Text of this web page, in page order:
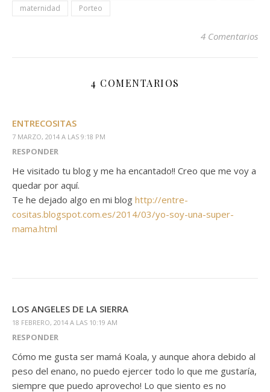
maternidad
Porteo
4 Comentarios
4 COMENTARIOS
ENTRECOSITAS
7 MARZO, 2014 A LAS 9:18 PM
RESPONDER
He visitado tu blog y me ha encantado!! Creo que me voy a
quedar por aquí.
Te he dejado algo en mi blog http://entre-
cositas.blogspot.com.es/2014/03/yo-soy-una-super-
mama.html
LOS ANGELES DE LA SIERRA
18 FEBRERO, 2014 A LAS 10:19 AM
RESPONDER
Cómo me gusta ser mamá Koala, y aunque ahora debido al
peso del enano, no puedo ejercer todo lo que me gustaría,
siempre que puedo aprovecho! Lo que siento es no